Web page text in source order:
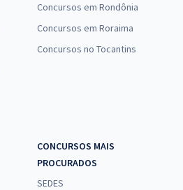
Concursos em Rondônia
Concursos em Roraima
Concursos no Tocantins
CONCURSOS MAIS
PROCURADOS
SEDES